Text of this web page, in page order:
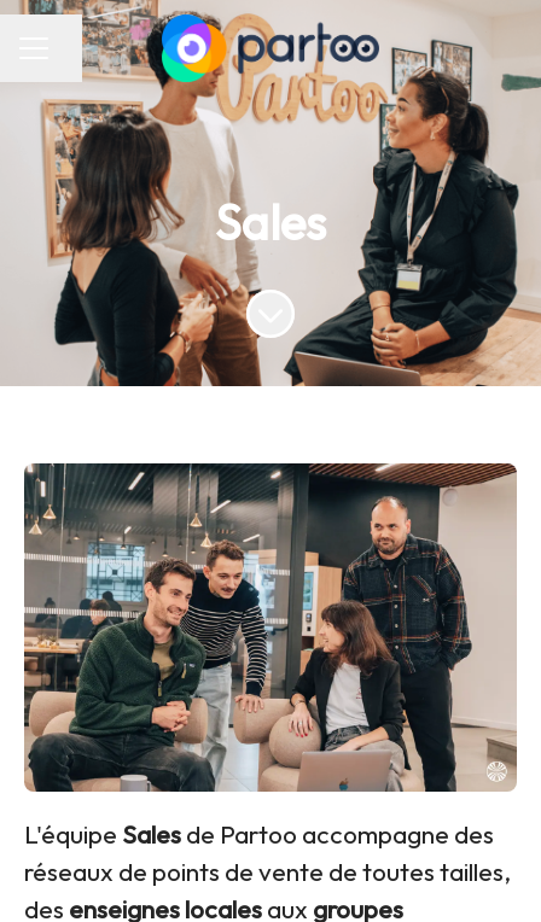
Menu carrière
Partager la page
Sales
Faire défiler jusqu'au contenu
L'équipe Salesde Partoo accompagne des
réseaux de points de vente de toutes tailles,
des enseignes localesaux groupes